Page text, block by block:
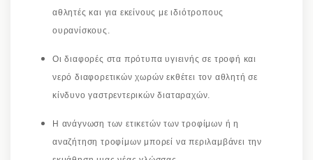
αθλητές και για εκείνους με ιδιότροπους
ουρανίσκους.
Οι διαφορές στα πρότυπα υγιεινής σε τροφή και
νερό διαφορετικών χωρών εκθέτει τον αθλητή σε
κίνδυνο γαστρεντερικών διαταραχών.
Η ανάγνωση των ετικετών των τροφίμων ή η
αναζήτηση τροφίμων μπορεί να περιλαμβάνει την